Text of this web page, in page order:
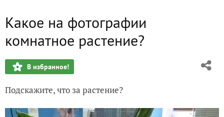
Какое на фотографии
комнатное растение?
В избранное!
Подскажите, что за растение?